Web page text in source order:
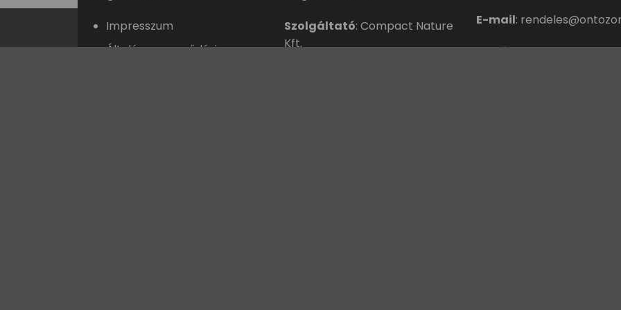
Impresszum
Általános szerződési
Szolgáltató: Compact Nature
Kft.
E-mail:
Telefon:+36702762466